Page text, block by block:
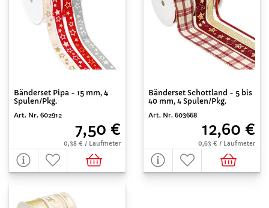
Bänderset Pipa - 15 mm, 4
Spulen/Pkg.
Art. Nr. 602912
7,50 €
0,38 € / Laufmeter
Bänderset Schottland - 5 bis
40 mm, 4 Spulen/Pkg.
Art. Nr. 603668
12,60 €
0,63 € / Laufmeter